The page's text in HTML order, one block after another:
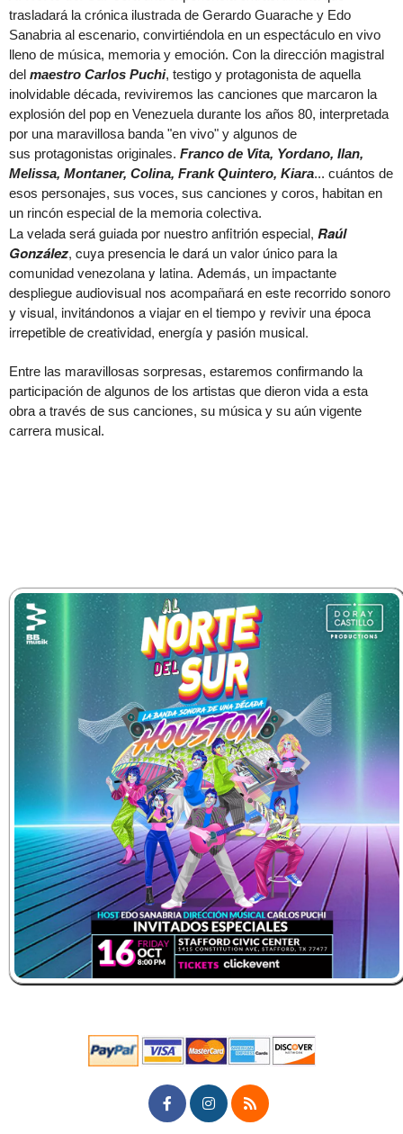
trasladará la crónica ilustrada de Gerardo Guarache y Edo
Sanabria al escenario, convirtiéndola en un espectáculo en vivo
lleno de música, memoria y emoción. Con la dirección magistral
del maestro Carlos Puchi, testigo y protagonista de aquella
inolvidable década, reviviremos las canciones que marcaron la
explosión del pop en Venezuela durante los años 80, interpretada
por una maravillosa banda "en vivo" y algunos de
sus protagonistas originales. Franco de Vita, Yordano, Ilan,
Melissa, Montaner, Colina, Frank Quintero, Kiara... cuántos de
esos personajes, sus voces, sus canciones y coros, habitan en
un rincón especial de la memoria colectiva.
La velada será guiada por nuestro anfitrión especial, Raúl
González, cuya presencia le dará un valor único para la
comunidad venezolana y latina. Además, un impactante
despliegue audiovisual nos acompañará en este recorrido sonoro
y visual, invitándonos a viajar en el tiempo y revivir una época
irrepetible de creatividad, energía y pasión musical.
Entre las maravillosas sorpresas, estaremos confirmando la
participación de algunos de los artistas que dieron vida a esta
obra a través de sus canciones, su música y su aún vigente
carrera musical.